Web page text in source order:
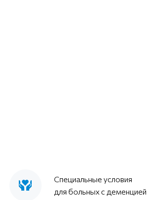
Специальные условия
для больных с деменцией